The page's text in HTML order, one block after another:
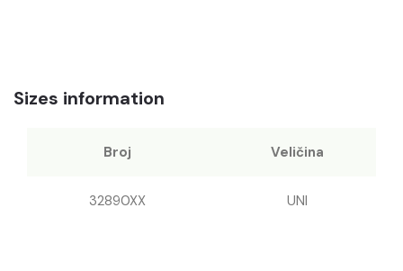
Sizes information
Broj Veličina
32890XX UNI